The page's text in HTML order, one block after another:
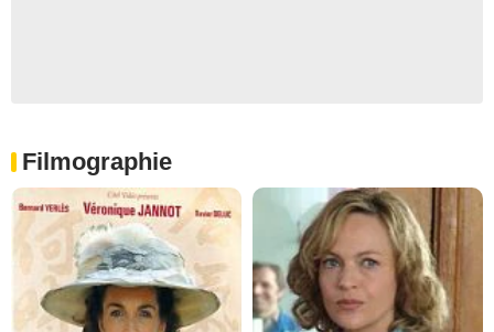
Filmographie